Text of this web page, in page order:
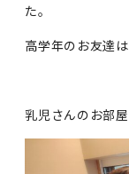
た。
高学年のお友達
乳児さんのお部